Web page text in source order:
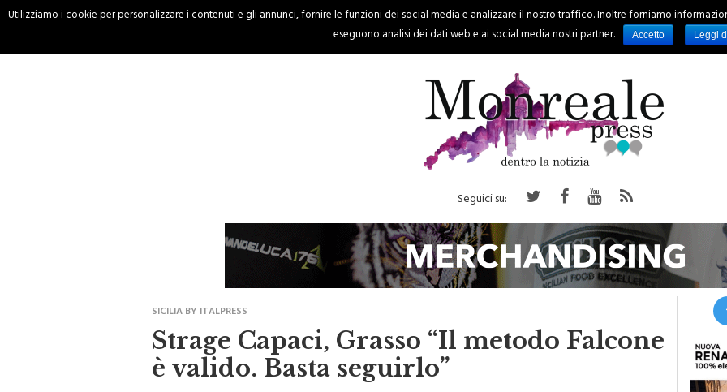
HOME CRONACA PALERMO REGIONE EVENTI RUBRICHE SPORT
Seguici su:
Strage Capaci, Grasso “Il metodo Falcone
è valido. Basta seguirlo”
Utilizziamo i cookie per personalizzare i contenuti e gli annunci, fornire le funzioni dei social media e analizzare il nostro traffico. Inoltre forniamo
eseguono analisi dei dati web e ai social media nostri partner.
Accetto Leggi